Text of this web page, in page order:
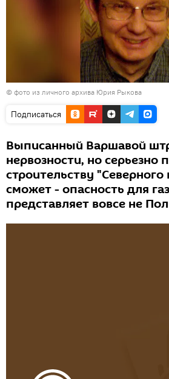
© фото из личного архива Юрия Рыкова
Подписаться
Выписанный Варшавой
нервозности, но серьезно
строительству
сможет - опасность для
представляет вовсе не